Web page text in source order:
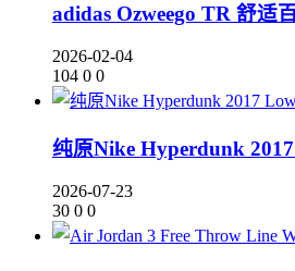
adidas Ozweego TR 舒适
2026-02-04
104 0 0
纯原Nike Hyperdunk
2026-07-23
30 0 0